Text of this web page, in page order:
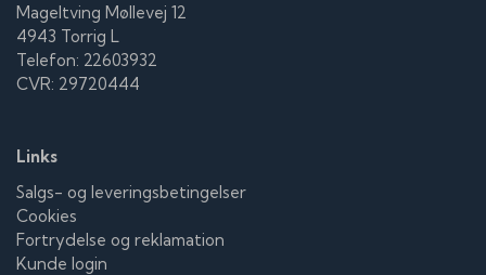
Mageltving Møllevej 12
4943 Torrig L
Telefon: 22603932
CVR: 29720444
Links
Salgs- og leveringsbetingelser
Cookies
Fortrydelse og reklamation
Kunde login